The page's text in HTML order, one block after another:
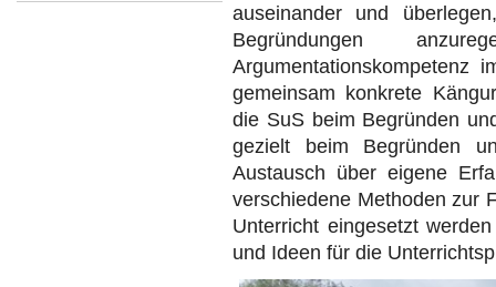
auseinander und
Begründungen
Argumentationskompetenz
gemeinsam konkrete
die SuS beim Begründen
gezielt beim Begründen
Austausch über eigene
verschiedene Methoden zur
Unterricht eingesetzt
und Ideen für die